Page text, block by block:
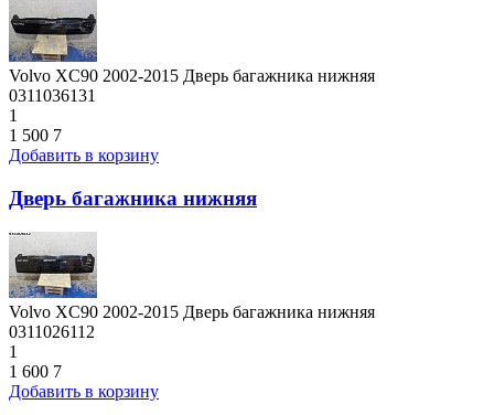
Volvo XC90 2002-2015 Дверь багажника нижняя
0311036131
1
1 500 7
Добавить в корзину
Дверь багажника нижняя
Volvo XC90 2002-2015 Дверь багажника нижняя
0311026112
1
1 600 7
Добавить в корзину